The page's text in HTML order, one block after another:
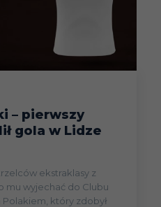
– pierwszy
gola w Lidze
ekstraklasy z
mu wyjechać do Clubu
który zdobył